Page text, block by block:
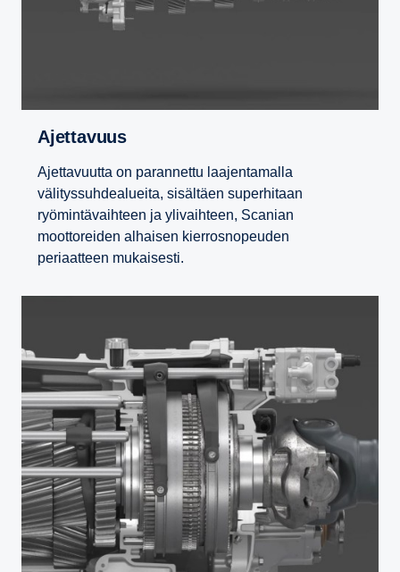
Ajetta­vuus
Ajettavuutta on parannettu laajentamalla
välityssuhdealueita, sisältäen superhitaan
ryömintävaihteen ja ylivaihteen, Scanian
moottoreiden alhaisen kierrosnopeuden
periaatteen mukaisesti.